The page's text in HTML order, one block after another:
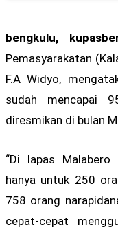
bengkulu,
Pemasyarakatan
F.A Widyo,
sudah mencapai
diresmikan di bulan
“Di lapas
hanya untuk 250
758 orang
cepat-cepat